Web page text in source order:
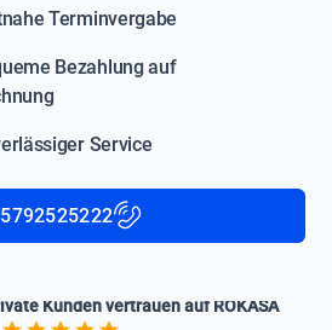
Terminvergabe
Bezahlung auf
Service
Kunden vertrauen auf ROKASA